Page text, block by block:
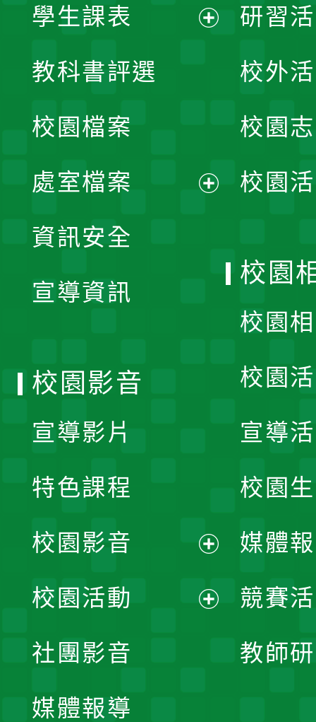
學生課表
單
教科書評選
校園檔案
處室檔案
資訊安全
宣導資訊
研習
校外
校園
校園
校園
校園
校園
宣導
校園
媒體
競賽
教師
校園影音
宣導影片
特色課程
校園影音
開
校園活動
社團影音
媒體報導